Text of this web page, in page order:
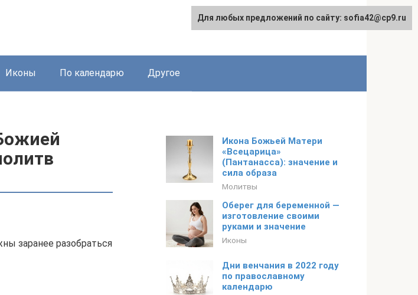
Иконы По календарю Другое
заранее разобраться
Икона Божьей Матери
«Всецарица»
(Пантанасса): значение и
сила образа
Молитвы
Оберег для беременной —
изготовление своими
руками и значение
Иконы
Дни венчания в 2022 году
по православному
календарю
Для любых предложений по сайту: sofia42@cp9.ru